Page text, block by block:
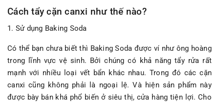
Cách tẩy cặn canxi như thế nào?
1. Sử dụng Baking Soda
Có thể bạn chưa biết thì Baking Soda được ví như ông hoàng
trong lĩnh vực vệ sinh. Bởi chúng có khả năng tẩy rửa rất
mạnh với nhiều loại vết bẩn khác nhau. Trong đó các cặn
canxi cũng không phải là ngoại lệ. Và hiện sản phẩm này
được bày bán khá phổ biến ở siêu thị, cửa hàng tiện lợi. Cho